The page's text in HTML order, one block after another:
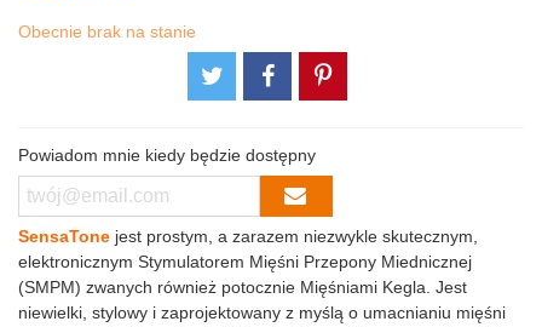
Obecnie brak na stanie
Powiadom mnie kiedy będzie dostępny
SensaTone jest prostym, a zarazem niezwykle skutecznym,
elektronicznym Stymulatorem Mięśni Przepony Miednicznej
(SMPM) zwanych również potocznie Mięśniami Kegla. Jest
niewielki, stylowy i zaprojektowany z myślą o umacnianiu mięśni